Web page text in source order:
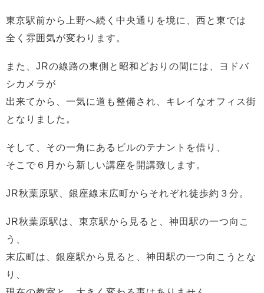
東京駅前から上野へ続く中央通りを境に、西と東では
全く雰囲気が変わります。
また、JRの線路の東側と昭和どおりの間には、ヨドバ
シカメラが
出来てから、一気に道も整備され、キレイなオフィス街
となりました。
そして、その一角にあるビルのテナントを借り、
そこで６月から新しい講座を開講致します。
JR秋葉原駅、銀座線末広町からそれぞれ徒歩約３分。
JR秋葉原駅は、東京駅から見ると、神田駅の一つ向こ
う、
末広町は、銀座駅から見ると、神田駅の一つ向こうとな
り、